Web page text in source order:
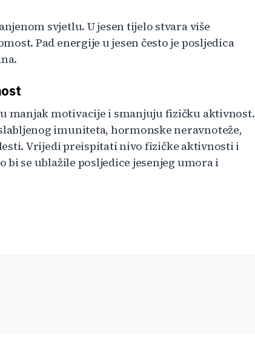
svjetlu. U jesen tijelo stvara više
Pad energije u jesen često je posljedica
manjak motivacije i smanjuju fizičku aktivnost.
imuniteta, hormonske neravnoteže,
Vrijedi preispitati nivo fizičke aktivnosti i
bi se ublažile posljedice jesenjeg umora i